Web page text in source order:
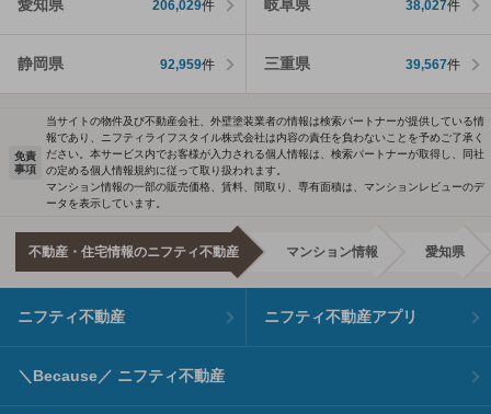
愛知県 206,029件 岐阜県 38,027件
静岡県 92,959件 三重県 39,567件
免責
事項
当サイトの物件及び不動産会社、外壁塗装業者の情報は検索パートナーが提供している情
報であり、ニフティライフスタイル株式会社は内容の責任を負わないことを予めご了承く
ださい。本サービス内でお客様が入力される個人情報は、検索パートナーが取得し、同社
の定める個人情報規約に従って取り扱われます。
マンション情報の一部の販売価格、賃料、間取り、専有面積は、マンションレビューのデ
ータを表示しています。
不動産・住宅情報のニフティ不動産 マンション情報 愛知県
ニフティ不動産 ニフティ不動産アプリ
＼Because／ ニフティ不動産